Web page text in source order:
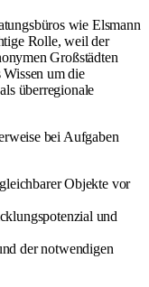
wie Elsmann
Rolle, weil der
Großstädten
um die
überregionale
bei Aufgaben
Objekte vor
und
der notwendigen